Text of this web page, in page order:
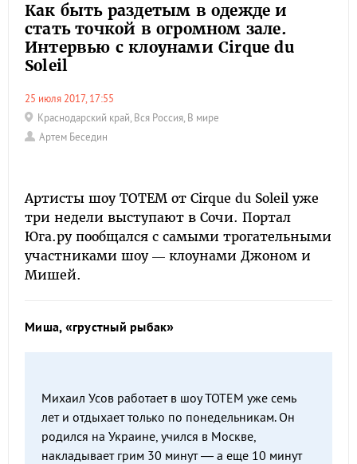
Как быть раздетым в одежде и
стать точкой в огромном зале.
Интервью с клоунами Cirque du
Soleil
25 июля 2017, 17:55
Краснодарский край, Вся Россия, В мире
Артем Беседин
Артисты шоу TOTEM от Cirque du Soleil уже
три недели выступают в Сочи. Портал
Юга.ру пообщался с самыми трогательными
участниками шоу — клоунами Джоном и
Мишей.
Миша, «грустный рыбак»
Михаил Усов работает в шоу TOTEM уже семь
лет и отдыхает только по понедельникам. Он
родился на Украине, учился в Москве,
накладывает грим 30 минут — а еще 10 минут